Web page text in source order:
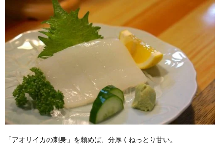
「アオリイカの刺身」を頼めば、分厚くねっとり甘い。